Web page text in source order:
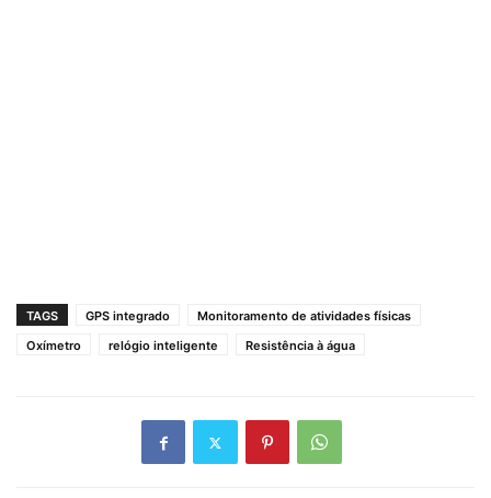
TAGS GPS integrado
Monitoramento de atividades físicas
Oxímetro
relógio inteligente Resistência à água